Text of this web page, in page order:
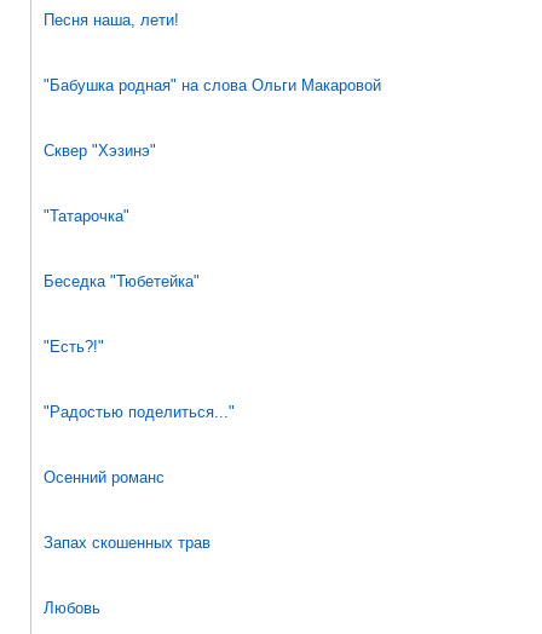
Песня наша, лети!
"Бабушка родная" на слова Ольги Макаровой
Сквер "Хэзинэ"
"Татарочка"
Беседка "Тюбетейка"
"Есть?!"
"Радостью поделиться..."
Осенний романс
Запах скошенных трав
Любовь